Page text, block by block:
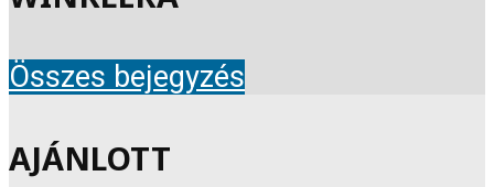
Összes bejegyzés
AJÁNLOTT